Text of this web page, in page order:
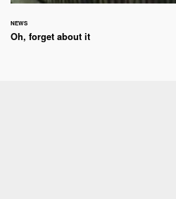
NEWS
Oh, forget about it